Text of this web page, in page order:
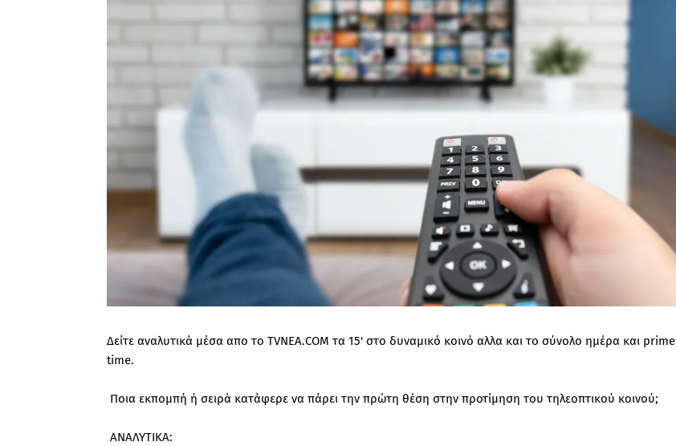
Δείτε αναλυτικά μέσα απο το TVNEA.COM τα 15' στο δυναμικό κοινό αλλα και το σύνολο ημέρα και prime
time.
Ποια εκπομπή ή σειρά κατάφερε να πάρει την πρώτη θέση στην προτίμηση του τηλεοπτικού κοινού;
ΑΝΑΛΥΤΙΚΑ: